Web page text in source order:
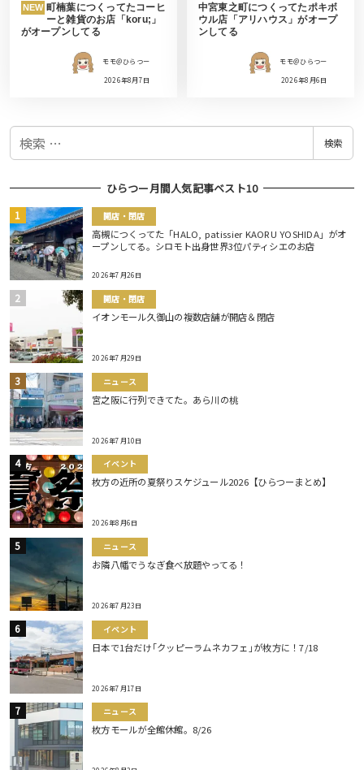
NEW 町楠葉につくってたコーヒ
ーと雑貨のお店「koru;」
がオープンしてる
モモ＠ひらつー
2026年8月7日
中宮東之町につくってたポキボ
ウル店「アリハウス」がオープ
ンしてる
モモ＠ひらつー
2026年8月6日
検
検索
ひらつー月間人気記事ベスト10
開店・閉店
高槻につくってた「HALO, patissier KAORU YOSHIDA」がオ
ープンしてる。シロモト出身世界3位パティシエのお店
2026年7月26日
開店・閉店
イオンモール久御山の複数店舗が開店＆閉店
2026年7月29日
ニュース
宮之阪に行列できてた。あら川の桃
2026年7月10日
イベント
枚方の近所の夏祭りスケジュール2026【ひらつーまとめ】
2026年8月6日
ニュース
お隣八幡でうなぎ食べ放題やってる！
2026年7月23日
イベント
日本で1台だけ｢クッピーラムネカフェ｣が枚方に！7/18
2026年7月17日
ニュース
枚方モールが全館休館。8/26